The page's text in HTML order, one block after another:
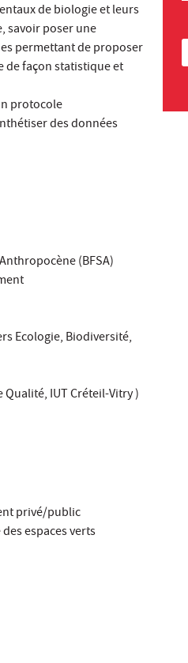
de biologie et leurs
savoir poser une
permettant de proposer
de façon statistique et
protocole
des données
(BFSA)
Ecologie, Biodiversité,
IUT Créteil-Vitry )
privé/public
espaces verts